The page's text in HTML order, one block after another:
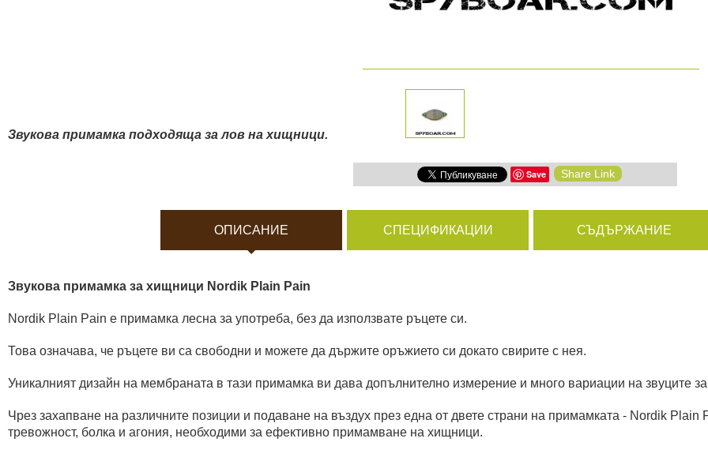
РАЗГЛЕДАЙ ПРОДУКТИ
Боди камери и екшън камери
Спортни и смарт часовници
Видеорегистратори
За подаръци
Архивни продукти
Звукова примамка подходяща за лов на хищници.
Save Share Link
ОПИСАНИЕ СПЕЦИФИКАЦИИ СЪДЪРЖАНИЕ
Звукова примамка за хищници Nordik Plain Pain
Nordik Plain Pain е примамка лесна за употреба, без да използвате ръцете си.
Това означава, че ръцете ви са свободни и можете да държите оръжието си докато свирите с нея.
Уникалният дизайн на мембраната в тази примамка ви дава допълнително измерение и много вариации на звуците
Чрез захапване на различните позиции и подаване на въздух през една от двете страни на примамката - Nordik
тревожност, болка и агония, необходими за ефективно примамване на хищници.